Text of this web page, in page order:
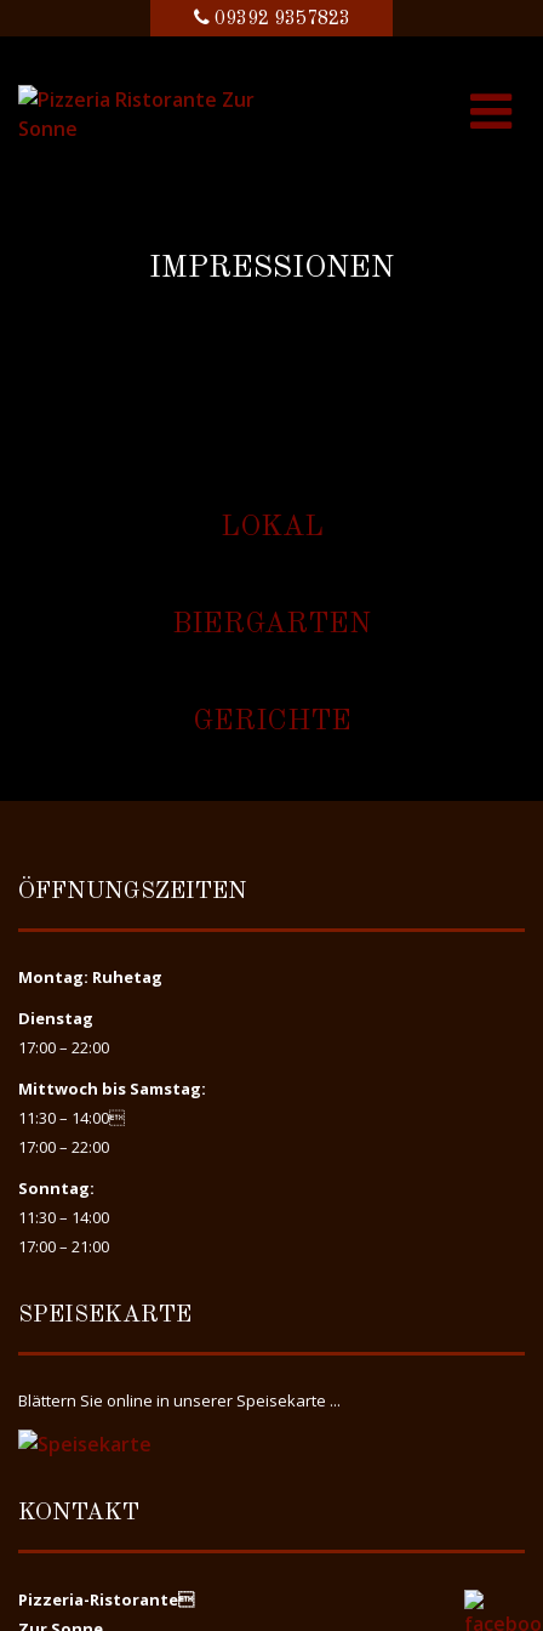
09392 9357823
IMPRESSIONEN
LOKAL
BIERGARTEN
GERICHTE
ÖFFNUNGSZEITEN
Montag: Ruhetag
Dienstag
17:00 – 22:00
Mittwoch bis Samstag:
11:30 – 14:00
17:00 – 22:00
Sonntag:
11:30 – 14:00
17:00 – 21:00
SPEISEKARTE
Blättern Sie online in unserer Speisekarte ...
KONTAKT
Pizzeria-Ristorante